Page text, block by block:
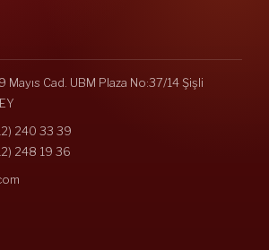
Mayıs Cad. UBM Plaza No:37/14 Şişli
240 33 39
248 19 36